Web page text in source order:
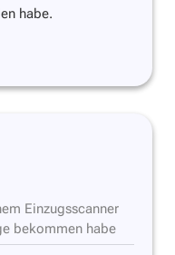
habe.
Einzugsscanner
bekommen habe